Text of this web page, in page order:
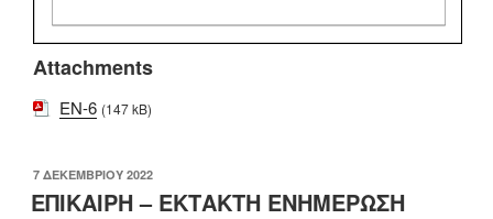
Attachments
EN-6 (147 kB)
ΔΗΜΟΣΙΕΎΤΗΚΕ
ΣΤΙΣ
7 ΔΕΚΕΜΒΡΊΟΥ 2022
ΕΠΙΚΑΙΡΗ – ΕΚΤΑΚΤΗ ΕΝΗΜΕΡΩΣΗ